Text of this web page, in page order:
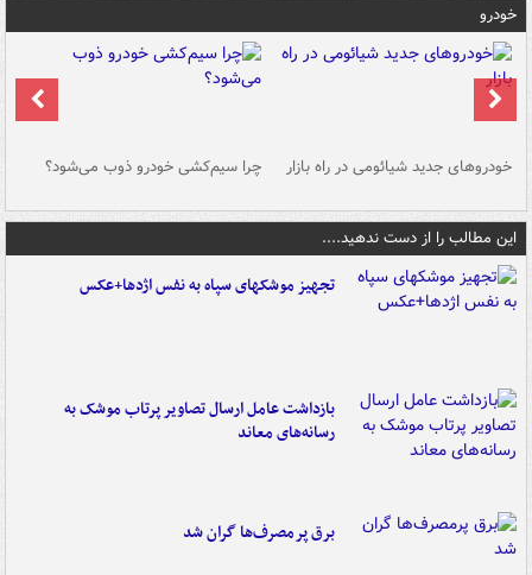
خودرو
خودروهای جدید شیائومی در راه بازار چرا سیم‌کشی خودرو ذوب می‌شود؟
این مطالب را از دست ندهید....
تجهیز موشکهای سپاه به نفس اژدها+عکس
بازداشت عامل ارسال تصاویر پرتاب موشک به
رسانه‌های معاند
برق پرمصرف‌ها گران شد